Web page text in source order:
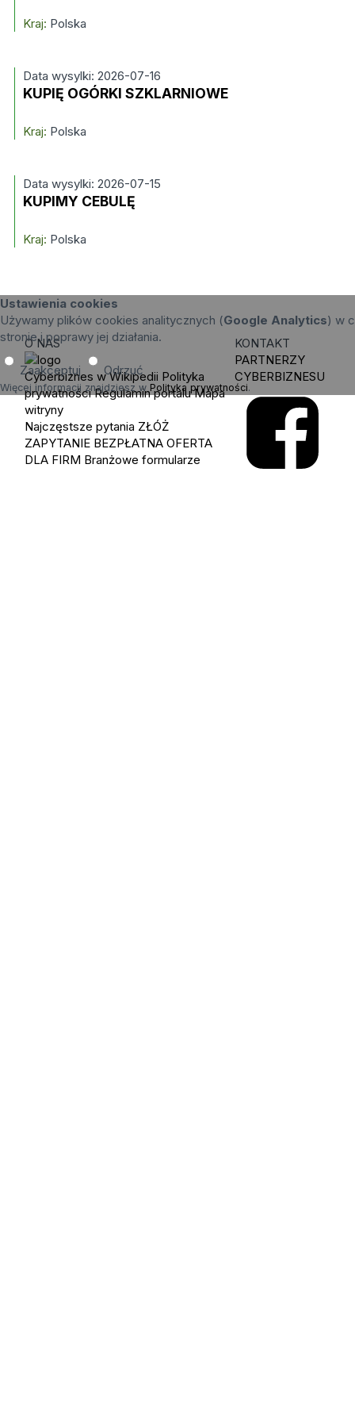
Kraj: Polska
Data wysylki: 2026-07-16
KUPIĘ OGÓRKI SZKLARNIOWE
Kraj: Polska
Data wysylki: 2026-07-15
KUPIMY CEBULĘ
Kraj: Polska
Ustawienia cookies
Używamy plików cookies analitycznych (Google Analytics) w
stronie i poprawy jej działania.
Zaakceptuj Odrzuć
Więcej informacji znajdziesz w Polityka prywatności.
O NAS
Cyberbiznes w Wikipedii Polityka
prywatności Regulamin portalu Mapa
witryny
Najczęstsze pytania ZŁÓŻ
ZAPYTANIE BEZPŁATNA OFERTA
DLA FIRM Branżowe formularze
KONTAKT
PARTNERZY
CYBERBIZNESU